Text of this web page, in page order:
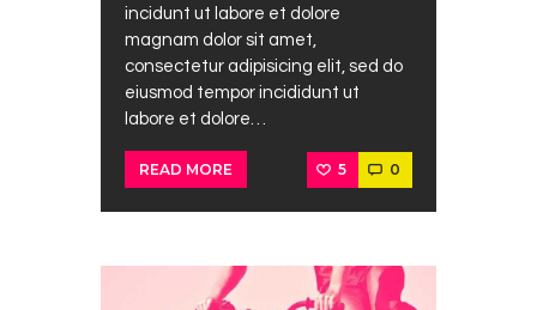
incidunt ut labore et dolore
magnam dolor sit amet,
consectetur adipisicing elit, sed do
eiusmod tempor incididunt ut
labore et dolore…
READ MORE 5 0